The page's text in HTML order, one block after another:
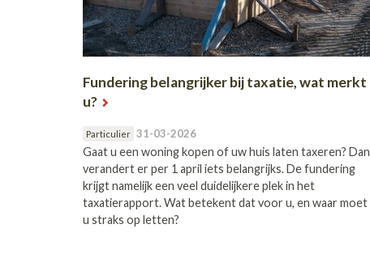
Fundering belangrijker bij taxatie, wat merkt
u?
Particulier 31-03-2026
Gaat u een woning kopen of uw huis laten taxeren? Dan
verandert er per 1 april iets belangrijks. De fundering
krijgt namelijk een veel duidelijkere plek in het
taxatierapport. Wat betekent dat voor u, en waar moet
u straks op letten?